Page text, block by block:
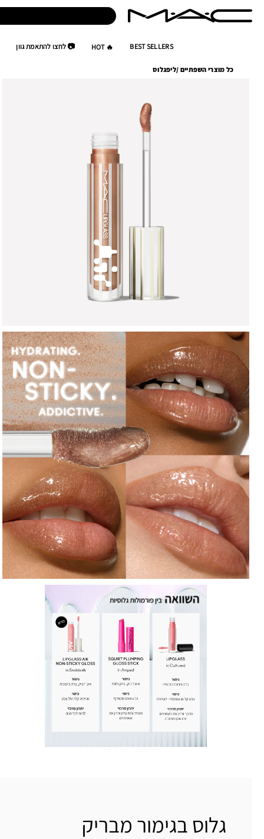
BEST SELLERS
🔥 HOT 📷 לחצו להתאמת גוון
כל מוצרי השפתיים /ליפגלוס
גלוס בגימור מבריק